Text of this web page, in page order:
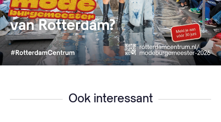
Ook interessant